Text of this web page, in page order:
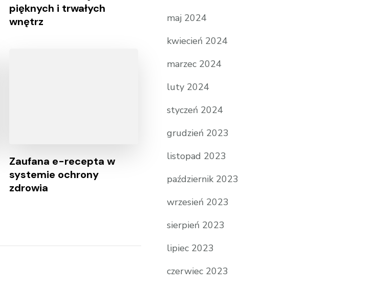
pięknych i trwałych
wnętrz
Zaufana e-recepta w
systemie ochrony
zdrowia
maj 2024
kwiecień 2024
marzec 2024
luty 2024
styczeń 2024
grudzień 2023
listopad 2023
październik 2023
wrzesień 2023
sierpień 2023
lipiec 2023
czerwiec 2023